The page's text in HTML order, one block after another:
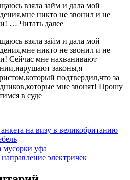
взяла займ и дала мой
никто не звонил и не
… Читать далее
взяла займ и дала мой
никто не звонил и не
Сейчас мне нахванивают
законы,я
подтвердил,что за
мне звонят! Прошу
в суде
анкета на визу в великобританию
мусорки уфа
электричек